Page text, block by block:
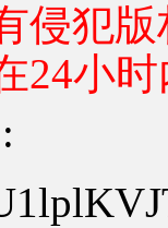
侵犯
24小